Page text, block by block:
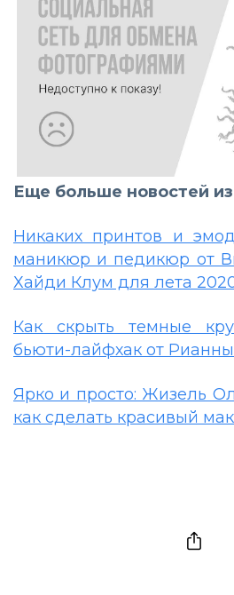
Еще больше новостей
Никаких принтов и
маникюр и педикюр от
Хайди Клум для лета
Как скрыть темные
бьюти-лайфхак от Рианны
Ярко и просто: Жизель
как сделать красивый